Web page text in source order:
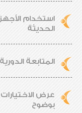
استخدام
الحديثة
المتابعة الدورية
عرض
بوضوح